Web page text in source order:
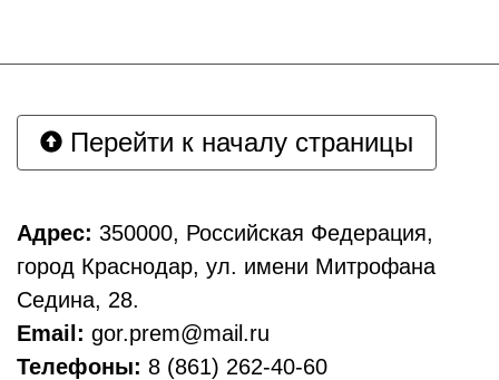
Перейти к началу страницы
Адрес: 350000, Российская Федерация,
город Краснодар, ул. имени Митрофана
Седина, 28.
Email: gor.prem@mail.ru
Телефоны: 8 (861) 262-40-60